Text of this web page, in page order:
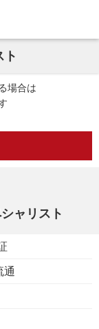
ト
場合は
ャリスト
通